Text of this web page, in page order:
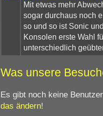
Mit etwas mehr
sogar durchaus noch
so und so ist Sonic
Konsolen erste Wahl
unterschiedlich
Was unsere
Es gibt noch keine
das ändern!